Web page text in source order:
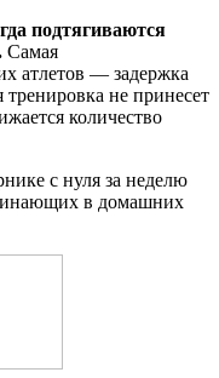
подтягиваются
Самая
атлетов — задержка
не принесет
количество